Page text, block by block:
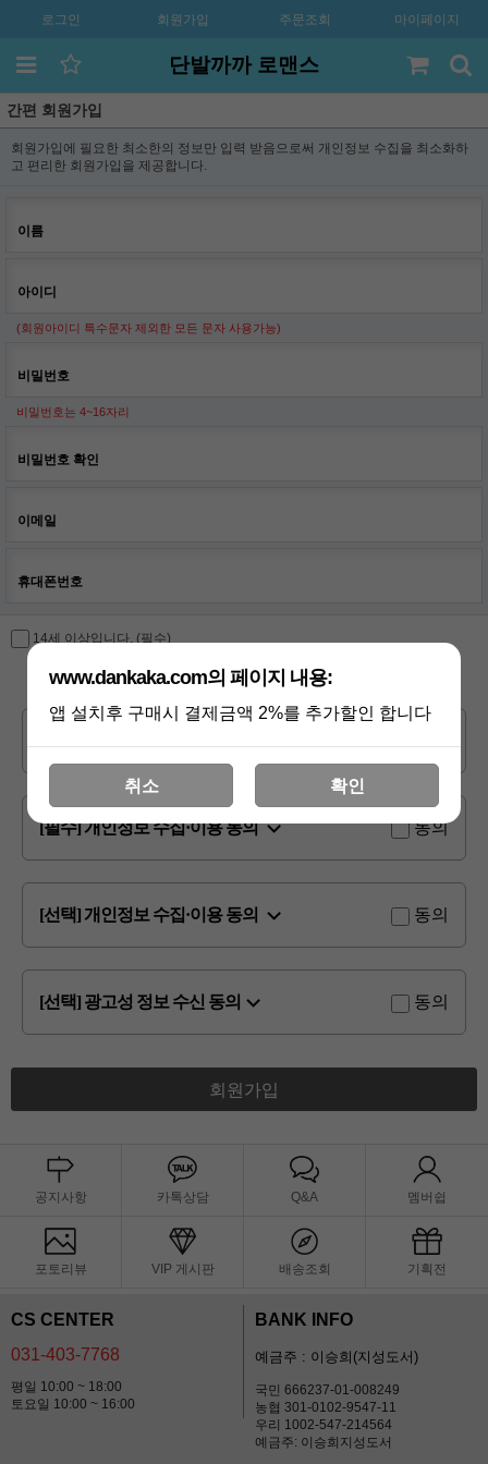
로그인 회원가입 주문조회 마이페이지
단발까까 로맨스
간편 회원가입
회원가입에 필요한 최소한의 정보만 입력 받음으로써 개인정보 수집을 최소화하
고 편리한 회원가입을 제공합니다.
이름
아이디
(회원아이디 특수문자 제외한 모든 문자 사용가능)
비밀번호
비밀번호는 4~16자리
비밀번호 확인
이메일
휴대폰번호
14세 이상입니다. (필수)
[필수] 개인정보 수집·이용 동의 동의
[선택] 개인정보 수집·이용 동의 동의
[선택] 광고성 정보 수신 동의 동의
회원가입
공지사항 카톡상담 Q&A 멤버쉽
포토리뷰 VIP 게시판 배송조회 기획전
CS CENTER
031-403-7768
평일 10:00 ~ 18:00
토요일 10:00 ~ 16:00
BANK INFO
예금주 : 이승희(지성도서)
국민 666237-01-008249
농협 301-0102-9547-11
우리 1002-547-214564
예금주: 이승희지성도서
www.dankaka.com의 페이지 내용:
앱 설치후 구매시 결제금액 2%를 추가할인 합니다
취소 확인